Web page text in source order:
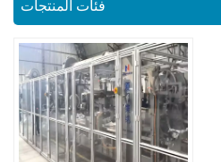
فئات المنتجات